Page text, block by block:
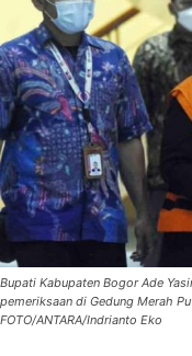
Bupati Kabupaten Bogor Ade
pemeriksaan di Gedung Merah
FOTO/ANTARA/Indrianto Eko